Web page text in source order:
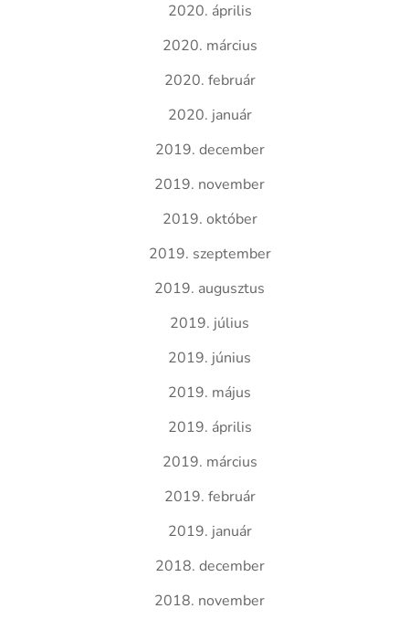
2020. április
2020. március
2020. február
2020. január
2019. december
2019. november
2019. október
2019. szeptember
2019. augusztus
2019. július
2019. június
2019. május
2019. április
2019. március
2019. február
2019. január
2018. december
2018. november